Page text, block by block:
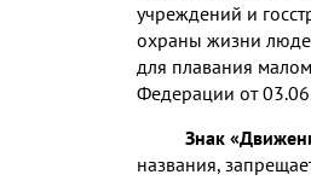
учреждений и
охраны жизни
для плавания
Федерации от
Знак
названия,